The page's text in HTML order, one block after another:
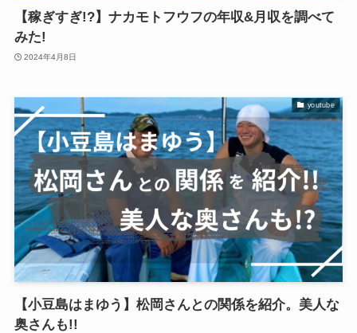
【稼ぎすぎ!?】ナカモトフウフの年収&月収を調べて
みた!
2024年4月8日
youtube
【小豆島はまゆう】松岡さんとの関係を紹介。美人な
奥さんも!!